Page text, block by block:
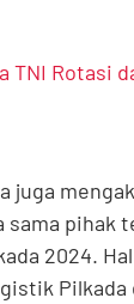
TNI Rotasi
juga
sama pihak
2024.
Pilkada